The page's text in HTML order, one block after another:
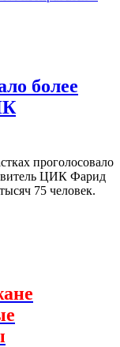
более
проголосовало
ЦИК Фарид
75 человек.